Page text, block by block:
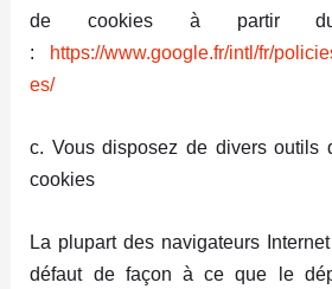
de cookies à partir
:
https://www.google.fr/intl/fr/
es/
c. Vous disposez de divers outils
cookies
La plupart des navigateurs
défaut de façon à ce que le